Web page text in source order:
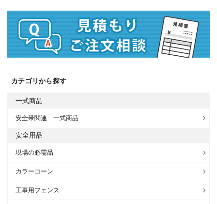
カテゴリから探す
一式商品
安全帯関連 一式商品
安全用品
現場の必需品
カラーコーン
工事用フェンス